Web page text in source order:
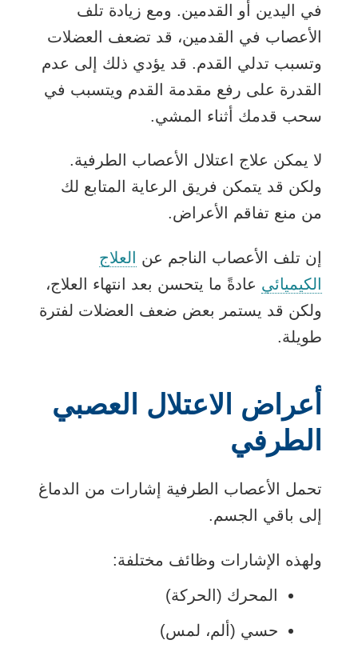
في اليدين أو القدمين. ومع زيادة تلف
الأعصاب في القدمين، قد تضعف العضلات
وتسبب تدلي القدم. قد يؤدي ذلك إلى عدم
القدرة على رفع مقدمة القدم ويتسبب في
سحب قدمك أثناء المشي.
لا يمكن علاج اعتلال الأعصاب الطرفية.
ولكن قد يتمكن فريق الرعاية المتابع لك
من منع تفاقم الأعراض.
إن تلف الأعصاب الناجم عن العلاج
الكيميائي عادةً ما يتحسن بعد انتهاء العلاج،
ولكن قد يستمر بعض ضعف العضلات لفترة
طويلة.
أعراض الاعتلال العصبي
الطرفي
تحمل الأعصاب الطرفية إشارات من الدماغ
إلى باقي الجسم.
ولهذه الإشارات وظائف مختلفة:
المحرك (الحركة)
حسي (ألم، لمس)